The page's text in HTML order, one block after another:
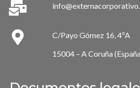
C/Payo Gómez 16, 4ºA
15004 – A Coruña